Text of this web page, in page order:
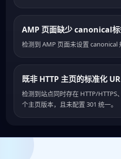
AMP 页面缺少 canonical
检测到 AMP 页面未设置 canonical
既非 HTTP 主页的标准化
检测到站点同时存在 HTTP/
个主页版本，且未配置 301 统一。